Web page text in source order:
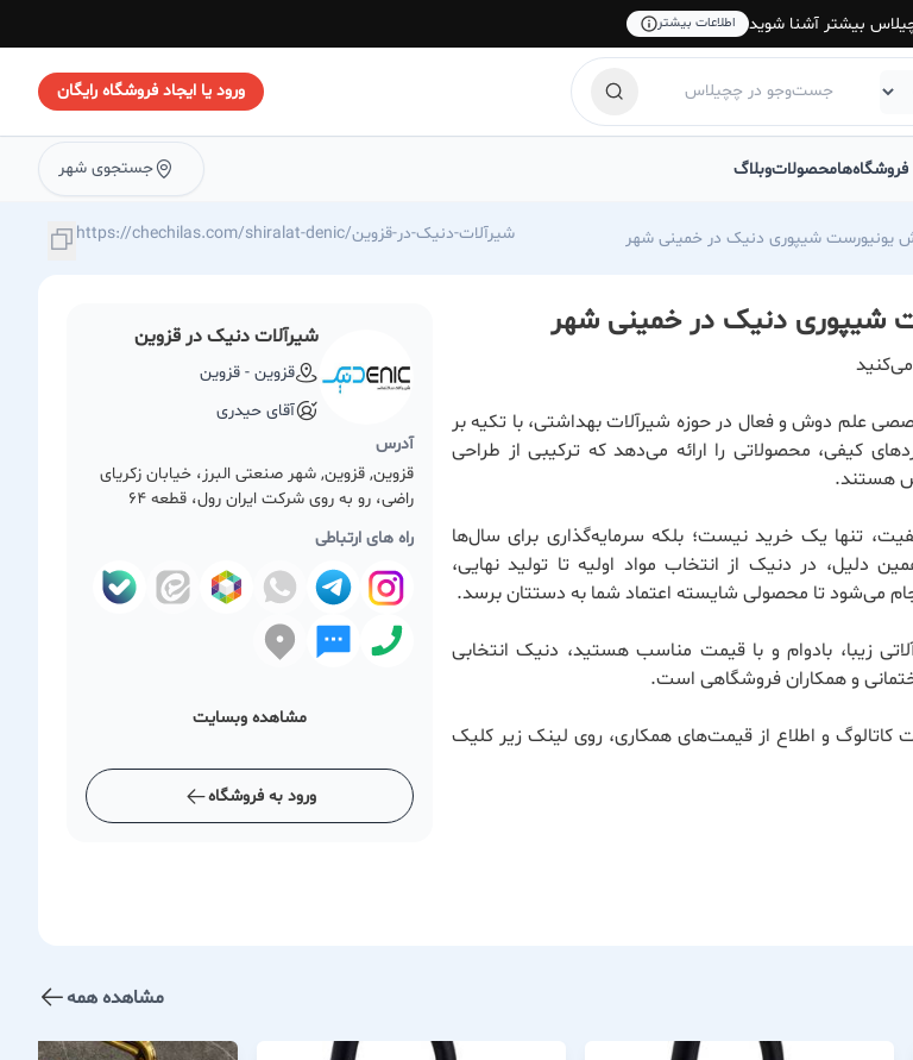
بیشتر آشنا شوید اطلاعات بیشتر
ورود یا ایجاد فروشگاه رایگان
فروشگاه‌هامحصولاتوبلاگ جستجوی شهر
یونیورست شیپوری دنیک در خمینی شهر https://chechilas.com/shiralat-denic/شیرآلات-دنیک-در-قزوین
شیپوری دنیک در خمینی شهر
علم دوش و فعال در حوزه شیرآلات بهداشتی، با تکیه بر
کیفی، محصولاتی را ارائه می‌دهد که ترکیبی از طراحی
هستند.
تنها یک خرید نیست؛ بلکه سرمایه‌گذاری برای سال‌ها
در دنیک از انتخاب مواد اولیه تا تولید نهایی،
می‌شود تا محصولی شایسته اعتماد شما به دستتان برسد.
زیبا، بادوام و با قیمت مناسب هستید، دنیک انتخابی
و همکاران فروشگاهی است.
کاتالوگ و اطلاع از قیمت‌های همکاری، روی لینک زیر کلیک
شیرآلات دنیک در قزوین
قزوین - قزوین
آقای حیدری
آدرس
قزوین, قزوین, شهر صنعتی البرز، خیابان زکریای
راضی، رو به روی شرکت ایران رول، قطعه 64
راه های ارتباطی
مشاهده وبسایت
ورود به فروشگاه
مشاهده همه